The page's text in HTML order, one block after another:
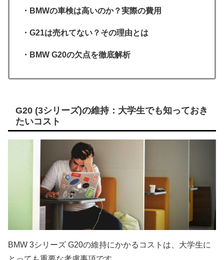
・BMWの車検は高いのか？実際の費用
・G21は売れてない？その理由とは
・BMW G20の欠点を徹底解析
G20 (3シリーズ)の維持：大学生でも知っておき
たいコスト
BMW 3シリーズ G20の維持にかかるコストは、大学生に